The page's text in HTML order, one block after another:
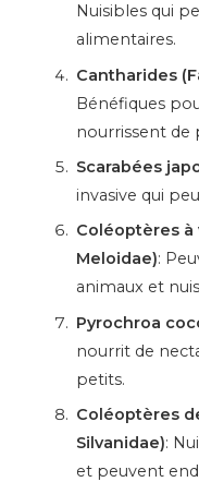
Nuisibles qui
alimentaires.
Cantharides
Bénéfiques
nourrissent de
Scarabées
invasive qui
Coléoptères à
Meloidae):
animaux et
Pyrochroa
nourrit de
petits.
Coléoptères
Silvanidae):
et peuvent